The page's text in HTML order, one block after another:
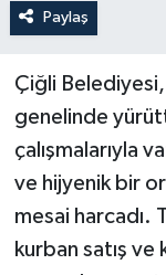
Paylaş
Çiğli
genelinde
çalışmalarıyla
ve hijyenik bir
mesai harcadı.
kurban satış ve